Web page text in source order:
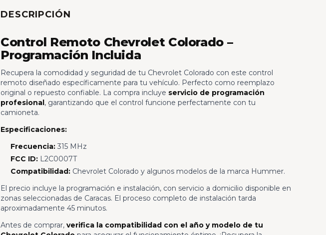
DESCRIPCIÓN
Control Remoto Chevrolet Colorado –
Programación Incluida
Recupera la comodidad y seguridad de tu Chevrolet Colorado con este control
remoto diseñado específicamente para tu vehículo. Perfecto como reemplazo
original o repuesto confiable. La compra incluye servicio de programación
profesional, garantizando que el control funcione perfectamente con tu
camioneta.
Especificaciones:
Frecuencia:315 MHz
FCC ID:L2C0007T
Compatibilidad:Chevrolet Colorado y algunos modelos de la marca Hummer.
El precio incluye la programación e instalación, con servicio a domicilio disponible en
zonas seleccionadas de Caracas. El proceso completo de instalación tarda
aproximadamente 45 minutos.
Antes de comprar, verifica la compatibilidad con el año y modelo de tu